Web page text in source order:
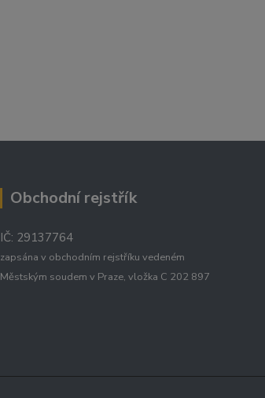
Obchodní rejstřík
IČ: 29137764
zapsána v obchodním rejstříku vedeném
Městským soudem v Praze, vložka C 202 897